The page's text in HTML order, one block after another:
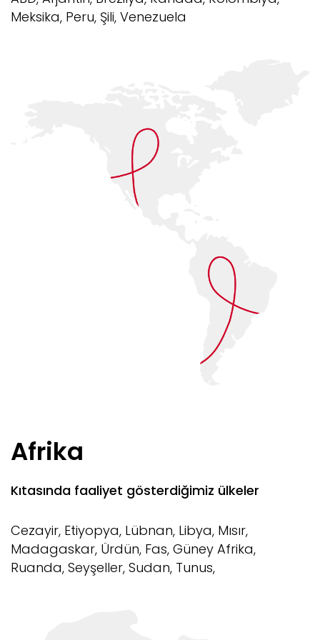
PAKİSTAN
TRINIDAD-TOBAGO
FRANSA
FİNLANDİYA
Meksika, Peru, Şili, Venezuela
Afrika
Kıtasında faaliyet gösterdiğimiz ülkeler
Cezayir, Etiyopya, Lübnan, Libya, Mısır,
Madagaskar, Ürdün, Fas, Güney Afrika,
Ruanda, Seyşeller, Sudan, Tunus,